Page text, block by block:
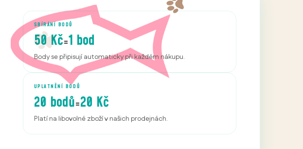
SBÍRÁNÍ BODŮ
50 Kč=1 bod
Body se připisují automaticky při každém nákupu.
UPLATNĚNÍ BODŮ
20 bodů=20 Kč
Platí na libovolné zboží v našich prodejnách.